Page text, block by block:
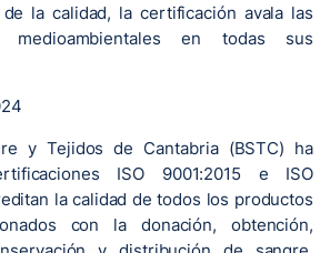
la calidad, la certificación avala las
medioambientales en todas sus
y Tejidos de Cantabria (BSTC) ha
ISO 9001:2015 e ISO
la calidad de todos los productos
con la donación, obtención,